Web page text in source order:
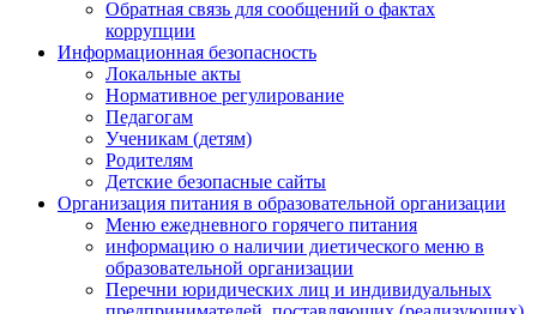
Обратная связь для сообщений о фактах
коррупции
Информационная безопасность
Локальные акты
Нормативное регулирование
Педагогам
Ученикам (детям)
Родителям
Детские безопасные сайты
Организация питания в образовательной организации
Меню ежедневного горячего питания
информацию о наличии диетического меню в
образовательной организации
Перечни юридических лиц и индивидуальных